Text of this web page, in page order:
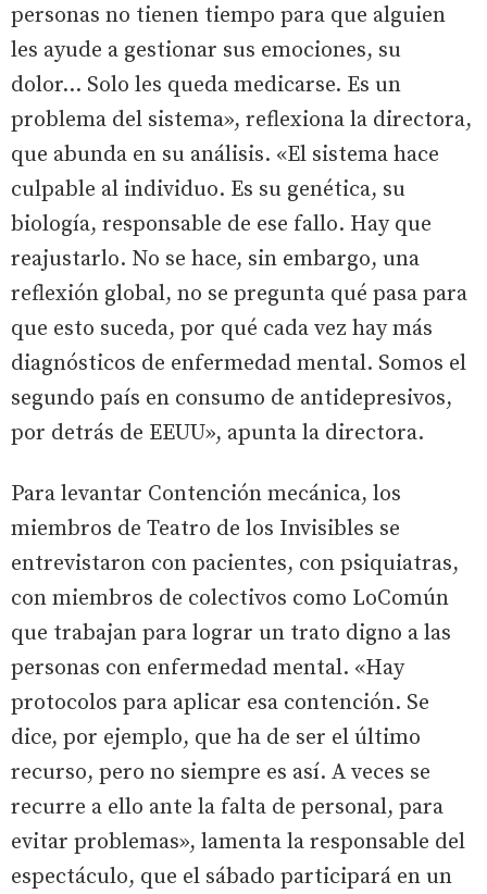
personas no tienen tiempo para que alguien
les ayude a gestionar sus emociones, su
dolor... Solo les queda medicarse. Es un
problema del sistema», reflexiona la directora,
que abunda en su análisis. «El sistema hace
culpable al individuo. Es su genética, su
biología, responsable de ese fallo. Hay que
reajustarlo. No se hace, sin embargo, una
reflexión global, no se pregunta qué pasa para
que esto suceda, por qué cada vez hay más
diagnósticos de enfermedad mental. Somos el
segundo país en consumo de antidepresivos,
por detrás de EEUU», apunta la directora.
Para levantar Contención mecánica, los
miembros de Teatro de los Invisibles se
entrevistaron con pacientes, con psiquiatras,
con miembros de colectivos como LoComún
que trabajan para lograr un trato digno a las
personas con enfermedad mental. «Hay
protocolos para aplicar esa contención. Se
dice, por ejemplo, que ha de ser el último
recurso, pero no siempre es así. A veces se
recurre a ello ante la falta de personal, para
evitar problemas», lamenta la responsable del
espectáculo, que el sábado participará en un